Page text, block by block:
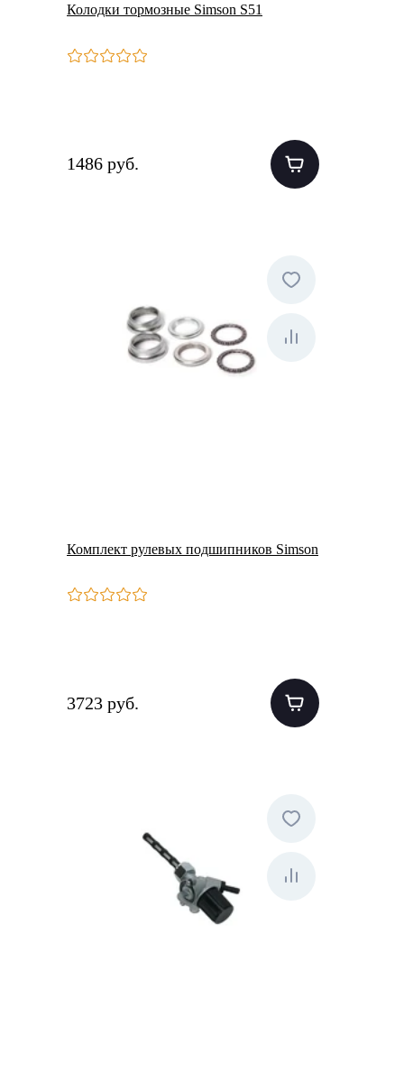
Колодки тормозные Simson S51
1486 руб.
Комплект рулевых подшипников Simson
3723 руб.